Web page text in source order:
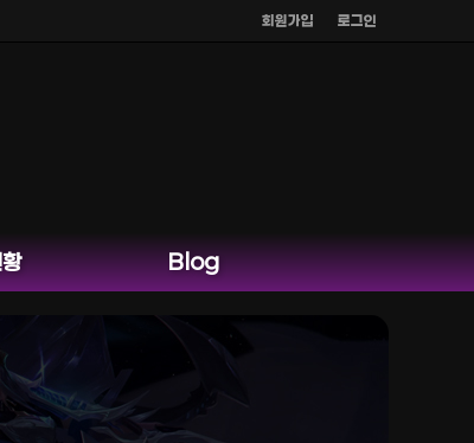
회원가입 로그인
홈페이지 카카오톡 외 다른 채팅은 운영하지 않습니다.
Blog